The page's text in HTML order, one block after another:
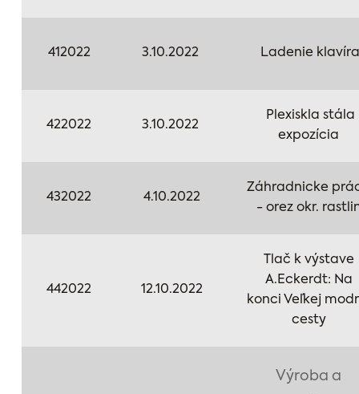
412022 3.10.2022 Ladenie klavíra
422022 3.10.2022
Plexiskla stála
expozícia
432022 4.10.2022
Záhradnicke
- orez okr.
442022 12.10.2022
Tlač k výstave
A.Eckerdt: Na
konci Veľkej
cesty
Výroba a